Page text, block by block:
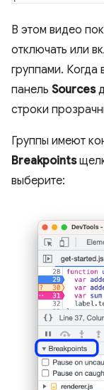
В этом видео
отключать или
группами. Когда
панель Sources
строки
Группы имеют
Breakpoints
выберите: